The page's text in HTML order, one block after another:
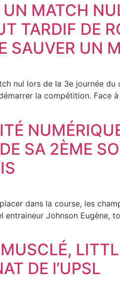
MATCH
TARDIF DE
SAUVER UN
nul lors de la 3e journée
la compétition. Face
SA 2ÈME
dans la course, les
entraineur Johnson
DE l’UPSL